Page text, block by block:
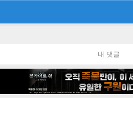
내 댓글